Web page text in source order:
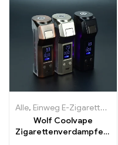
Alle, Einweg E-Zigaretten
Wolf Coolvape
Zigarettenverdampfers